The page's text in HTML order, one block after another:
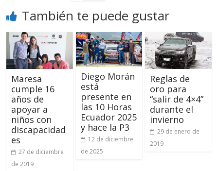
También te puede gustar
Maresa
cumple 16
años de
apoyar a
niños con
discapacidad
es
27 de diciembre
de 2019
Diego Morán
está
presente en
las 10 Horas
Ecuador 2025
y hace la P3
12 de diciembre
de 2025
Reglas de
oro para
“salir de 4×4”
durante el
invierno
29 de enero de
2019